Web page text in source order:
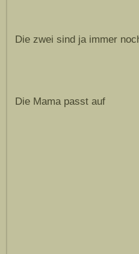
Die zwei sind ja immer
Die Mama passt auf